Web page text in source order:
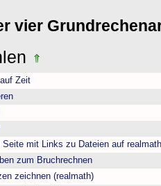
vier
Zeit
Seite mit Links zu Dateien auf
zum Bruchrechnen
zeichnen (realmath)